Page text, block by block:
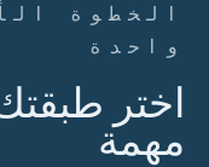
الخطوة
واحدة
اختر
مهمة